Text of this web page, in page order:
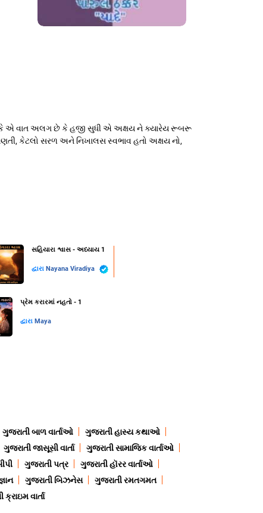
કે એ વાત અલગ છે કે હજી સુધી એ અક્ષય ને ક્યારેય રૂબરૂ
કેટલો સરળ અને નિખાલસ સ્વભાવ હતો અક્ષય નો,
સહિયારા શ્વાસ - અધ્યાય 1
દ્વારા Nayana Viradiya
પ્રેમ કરારમાં નહતો - 1
દ્વારા Maya
ગુજરાતી બાળ વાર્તાઓ
ગુજરાતી હાસ્ય કથાઓ
ગુજરાતી જાસૂસી વાર્તા
ગુજરાતી સામાજિક વાર્તાઓ
ગુજરાતી પત્ર
ગુજરાતી હૉરર વાર્તાઓ
ગુજરાતી બિઝનેસ
ગુજરાતી રમતગમત
ક્રાઇમ વાર્તા